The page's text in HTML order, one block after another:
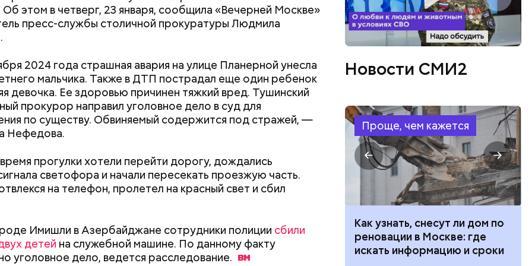
Об этом в четверг, 23 января, сообщила «Вечерней Москве»
пресс-службы столичной прокуратуры Людмила
2024 года страшная авария на улице Планерной унесла
мальчика. Также в ДТП пострадал еще один ребенок
девочка. Ее здоровью причинен тяжкий вред. Тушинский
прокурор направил уголовное дело в суд для
по существу. Обвиняемый содержится под стражей, —
Нефедова.
прогулки хотели перейти дорогу, дождались
светофора и начали пересекать проезжую часть.
на телефон, пролетел на красный свет и сбил
Имишли в Азербайджане сотрудники полиции сбили
детей на служебной машине. По данному факту
уголовное дело, ведется расследование.
В квартире потерпевших установили
видеонаблюдения. На записи попал 25-летний сын
Артем Миссюра, который тайно приходил в квартиру
и подсыпал им в еду химикаты. Также отравленную
младшая сестра.
отправились в село Чанко, где может скрываться
Параллельно с этим в Махачкале объявлен
Въезд и выезд в город перекрыты. Помимо этого,
патрулируют улицы, железнодорожный вокзал и
Новости СМИ2
Проще, чем кажется
Как поменять батареи дома и
не получить штраф
Как получить до 100 тысяч
рублей от государства при
трудной ситуации: кто может
Как узнать, снесут ли дом по
реновации в Москве: где
искать информацию и сроки